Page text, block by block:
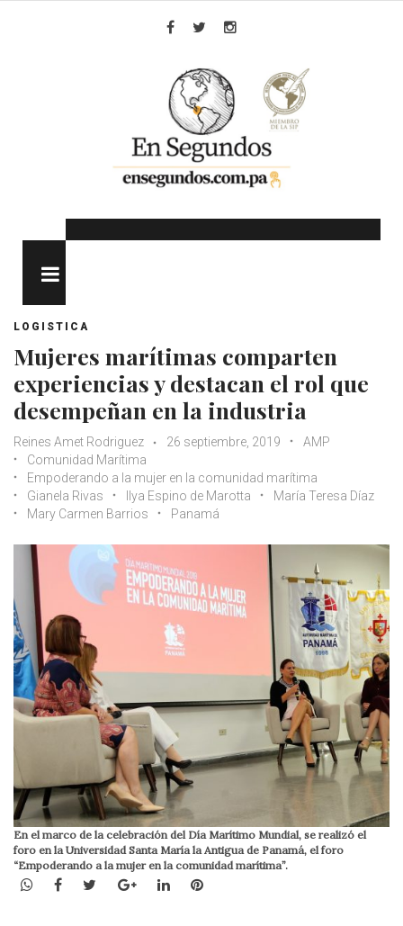
LOGISTICA
Mujeres marítimas comparten
experiencias y destacan el rol que
desempeñan en la industria
Reines Amet Rodriguez 26 septiembre, 2019
AMP
Comunidad Marítima
Empoderando a la mujer en la comunidad marítima
Gianela Rivas
Ilya Espino de Marotta
María Teresa Díaz
Mary Carmen Barrios
Panamá
En el marco de la celebración del Día Marítimo Mundial, se realizó el
foro en la Universidad Santa María la Antigua de Panamá, el foro
“Empoderando a la mujer en la comunidad marítima”.
WhatsApp
Facebook
TwitterGoogle+LinkedInPinterest